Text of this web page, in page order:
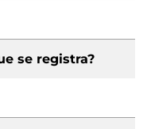
se registra?